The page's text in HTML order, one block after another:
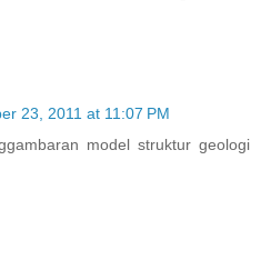
23, 2011 at 11:07 PM
model struktur geologi